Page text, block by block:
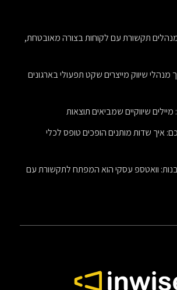
מנהלים תקשורת עם לקוחות בצורה מאובטחת,
שיווק מייצרים שקט תפעולי בארגונים
שיווקיים שמביאים תוצאות
איך שדות מותנים הופכים טופס לכלי
וואטספ עסקי הוא המפתח לתקשורת עם